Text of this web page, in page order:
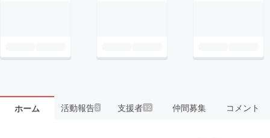
ホーム 活動報告3 支援者 12 仲間募集 コメント